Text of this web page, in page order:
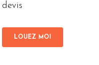
devis
LOUEZ MOI